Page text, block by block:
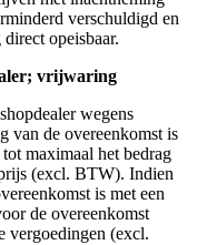
verschuldigd en
opeisbaar.
vrijwaring
wegens
van de overeenkomst is
maximaal het bedrag
(excl. BTW). Indien
is met een
de overeenkomst
vergoedingen (excl.